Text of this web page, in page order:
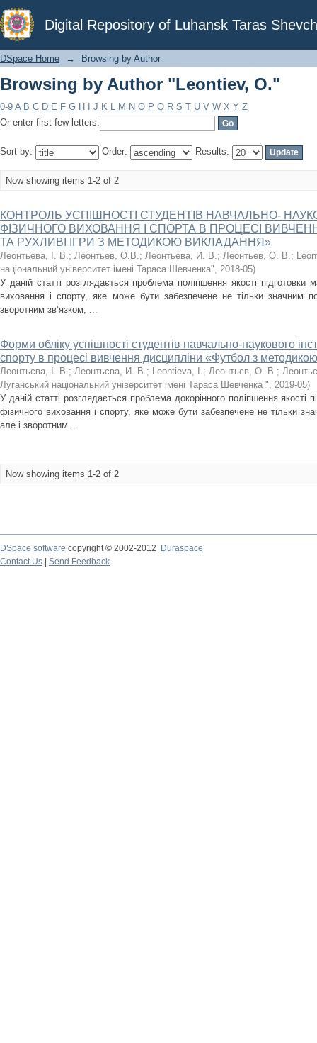
Digital Repository of Luhansk Taras
Browsing by Author "Leontiev, O."
DSpace Home → Browsing by Author
Browsing by Author "Leontiev, O."
0-9 A B C D E F G H J K L M N O P Q R S T U V W X Y Z
Or enter first few letters:
Sort by: Order: Results:
Now showing items 1-2 of 2
КОНТРОЛЬ УСПІШНОСТІ СТУДЕНТІВ НАВЧАЛЬНО-
ФІЗИЧНОГО ВИХОВАННЯ І СПОРТА В ПРОЦЕСІ
ТА РУХЛИВІ ІГРИ З МЕТОДИКОЮ ВИКЛАДАННЯ»
Леонтьева, І. В.; Леонтьев, О.В.; Леонтьева, И. В.; Леонтьев, О. В.;
національний університет імені Тараса Шевченка", 2018-05)
У даній статті розглядається проблема поліпшення якості підготовки
виховання і спорту, яке може бути забезпечене не тільки значним
зворотним зв’язком, ...
Форми обліку успішності студентів навчально-наукового
спорту в процесі вивчення дисципліни «Футбол з
Леонтьєва, І. В.; Леонтьєва, И. В.; Leontievа, I.; Леонтьєв, О. В.;
Луганський національний університет імені Тараса Шевченка ", 2019-05)
У даній статті розглядається проблема докорінного поліпшення якості
фізичного виховання і спорту, яке може бути забезпечене не тільки
але і зворотним ...
Now showing items 1-2 of 2
DSpace software copyright © 2002-2012
Duraspace
Contact Us
Send Feedback